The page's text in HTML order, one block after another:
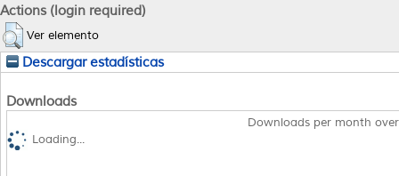
Actions (login required)
Ver elemento
Descargar estadísticas
Downloads
Downloads per month
Loading...